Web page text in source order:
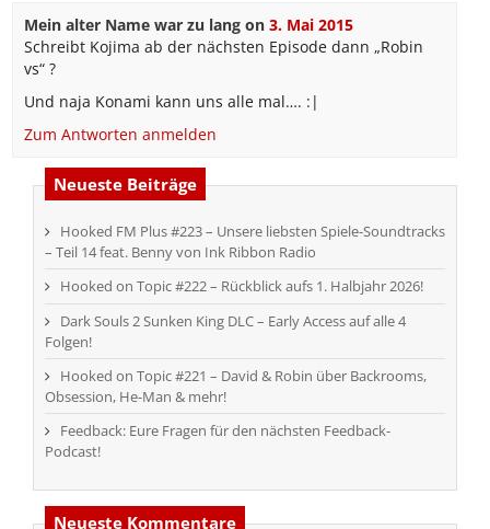
Mein alter Name war zu langon 3. Mai 2015
Schreibt Kojima ab der nächsten Episode dann „Robin
vs“ ?
Und naja Konami kann uns alle mal…. :|
Zum Antworten anmelden
Neueste Beiträge
Hooked FM Plus #223 – Unsere liebsten Spiele-Soundtracks
– Teil 14 feat. Benny von Ink Ribbon Radio
Hooked on Topic #222 – Rückblick aufs 1. Halbjahr 2026!
Dark Souls 2 Sunken King DLC – Early Access auf alle 4
Folgen!
Hooked on Topic #221 – David & Robin über Backrooms,
Obsession, He-Man & mehr!
Feedback: Eure Fragen für den nächsten Feedback-
Podcast!
Neueste Kommentare